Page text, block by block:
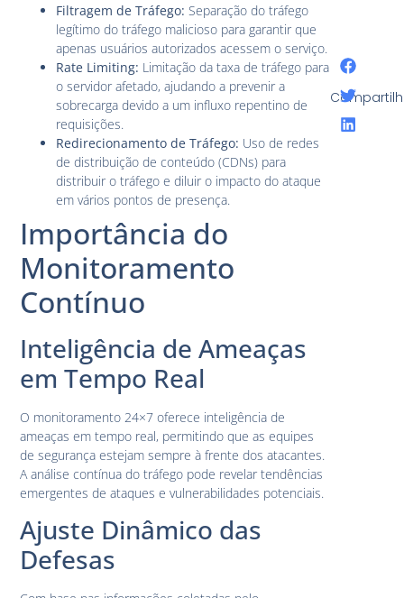
Filtragem de Tráfego: Separação do tráfego
legítimo do tráfego malicioso para garantir que
apenas usuários autorizados acessem o serviço.
Rate Limiting: Limitação da taxa de tráfego para
o servidor afetado, ajudando a prevenir a
sobrecarga devido a um influxo repentino de
requisições.
Redirecionamento de Tráfego: Uso de redes
de distribuição de conteúdo (CDNs) para
distribuir o tráfego e diluir o impacto do ataque
em vários pontos de presença.
Importância do
Monitoramento
Contínuo
Inteligência de Ameaças
em Tempo Real
O monitoramento 24×7 oferece inteligência de
ameaças em tempo real, permitindo que as equipes
de segurança estejam sempre à frente dos atacantes.
A análise contínua do tráfego pode revelar tendências
emergentes de ataques e vulnerabilidades potenciais.
Ajuste Dinâmico das
Defesas